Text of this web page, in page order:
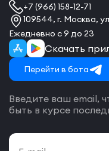
+7 (966) 158-12-71
109544, г. Москва,
Ежедневно с 9 до 23
Скачать
Перейти в бота
Введите ваш email,
быть в курсе